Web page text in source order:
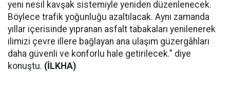
yeni nesil kavşak sistemiyle yeniden düzenlenecek.
Böylece trafik yoğunluğu azaltılacak. Aynı zamanda
yıllar içerisinde yıpranan asfalt tabakaları yenilenerek
ilimizi çevre illere bağlayan ana ulaşım güzergâhları
daha güvenli ve konforlu hale getirilecek." diye
konuştu. (İLKHA)